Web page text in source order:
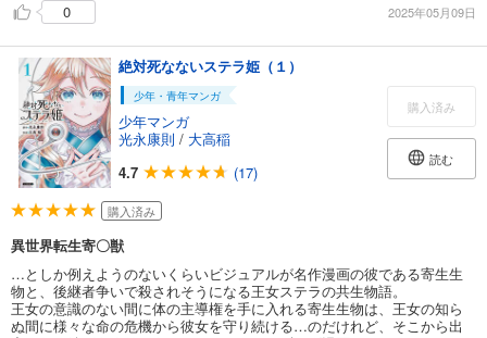
0
2025年05月09日
絶対死なないステラ姫（１）
少年・青年マンガ
少年マンガ
光永康則 / 大高稲
4.7
(17)
購入済み
読む
購入済み
異世界転生寄〇獣
…としか例えようのないくらいビジュアルが名作漫画の彼である寄生生
物と、後継者争いで殺されそうになる王女ステラの共生物語。
王女の意識のない間に体の主導権を手に入れる寄生生物は、王女の知ら
ぬ間に様々な命の危機から彼女を守り続ける…のだけれど、そこから出